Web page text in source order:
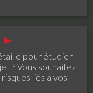
pour étudier
? Vous souhaitez
liés à vos